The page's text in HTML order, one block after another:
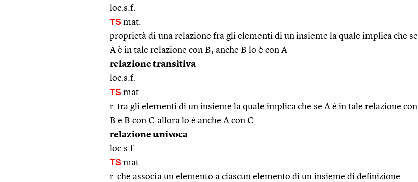
loc.s.f.
TS mat.
proprietà di una relazione fra gli elementi di un insieme la quale implica che se
A è in tale relazione con B, anche B lo è con A
relazione transitiva
loc.s.f.
TS mat.
r. tra gli elementi di un insieme la quale implica che se A è in tale relazione con
B e B con C allora lo è anche A con C
relazione univoca
loc.s.f.
TS mat.
r. che associa un elemento a ciascun elemento di un insieme di definizione